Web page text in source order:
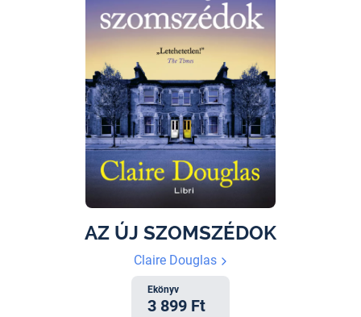
AZ ÚJ SZOMSZÉDOK
Claire Douglas
Ekönyv
3 899 Ft